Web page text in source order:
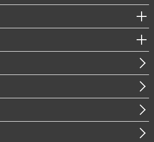
ク・コンプライアンス）・防災（政策）
スポーツ・スマートシティ
食料システム
関連）